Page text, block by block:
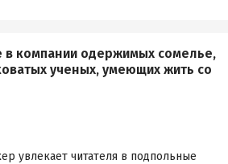
компании одержимых сомелье,
ученых, умеющих жить со
увлекает читателя в подпольные